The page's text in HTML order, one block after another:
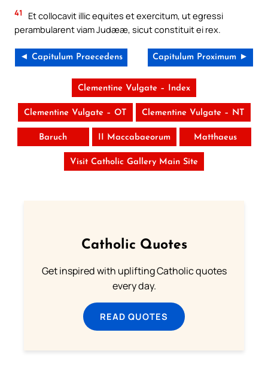
41
Et collocavit illic equites et exercitum, ut egressi
perambularent viam Judææ, sicut constituit ei rex.
◄ Capitulum Praecedens Capitulum Proximum ►
Clementine Vulgate – Index
Clementine Vulgate – OT Clementine Vulgate – NT
Baruch II Maccabaeorum Matthaeus
Visit Catholic Gallery Main Site
Catholic Quotes
Get inspired with uplifting Catholic quotes
every day.
READ QUOTES